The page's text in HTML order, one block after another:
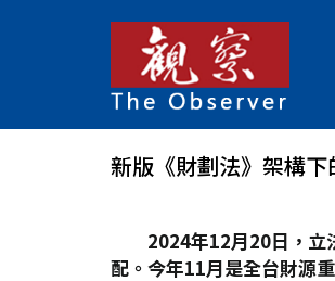
新版《財劃法》架構
2024年12月20日，立
配。今年11月是全台財源